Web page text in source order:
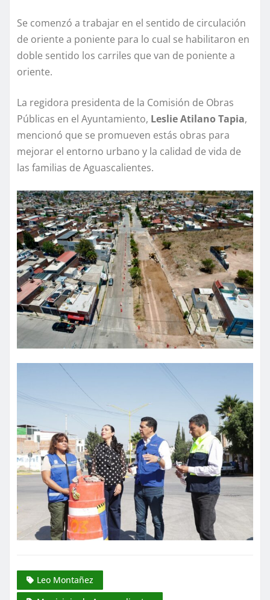
Se comenzó a trabajar en el sentido de circulación
de oriente a poniente para lo cual se habilitaron en
doble sentido los carriles que van de poniente a
oriente.
La regidora presidenta de la Comisión de Obras
Públicas en el Ayuntamiento, Leslie Atilano Tapia,
mencionó que se promueven estás obras para
mejorar el entorno urbano y la calidad de vida de
las familias de Aguascalientes.
Leo Montañez